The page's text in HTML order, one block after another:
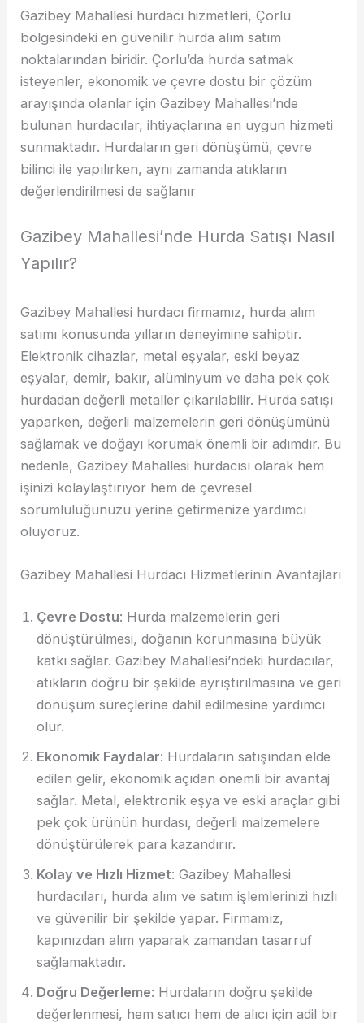
Gazibey Mahallesi hurdacı hizmetleri, Çorlu
bölgesindeki en güvenilir hurda alım satım
noktalarından biridir. Çorlu’da hurda satmak
isteyenler, ekonomik ve çevre dostu bir çözüm
arayışında olanlar için Gazibey Mahallesi’nde
bulunan hurdacılar, ihtiyaçlarına en uygun hizmeti
sunmaktadır. Hurdaların geri dönüşümü, çevre
bilinci ile yapılırken, aynı zamanda atıkların
değerlendirilmesi de sağlanır
Gazibey Mahallesi’nde Hurda Satışı Nasıl
Yapılır?
Gazibey Mahallesi hurdacı firmamız, hurda alım
satımı konusunda yılların deneyimine sahiptir.
Elektronik cihazlar, metal eşyalar, eski beyaz
eşyalar, demir, bakır, alüminyum ve daha pek çok
hurdadan değerli metaller çıkarılabilir. Hurda satışı
yaparken, değerli malzemelerin geri dönüşümünü
sağlamak ve doğayı korumak önemli bir adımdır. Bu
nedenle, Gazibey Mahallesi hurdacısı olarak hem
işinizi kolaylaştırıyor hem de çevresel
sorumluluğunuzu yerine getirmenize yardımcı
oluyoruz.
Gazibey Mahallesi Hurdacı Hizmetlerinin Avantajları
Çevre Dostu: Hurda malzemelerin geri
dönüştürülmesi, doğanın korunmasına büyük
katkı sağlar. Gazibey Mahallesi’ndeki hurdacılar,
atıkların doğru bir şekilde ayrıştırılmasına ve geri
dönüşüm süreçlerine dahil edilmesine yardımcı
olur.
Ekonomik Faydalar: Hurdaların satışından elde
edilen gelir, ekonomik açıdan önemli bir avantaj
sağlar. Metal, elektronik eşya ve eski araçlar gibi
pek çok ürünün hurdası, değerli malzemelere
dönüştürülerek para kazandırır.
Kolay ve Hızlı Hizmet: Gazibey Mahallesi
hurdacıları, hurda alım ve satım işlemlerinizi hızlı
ve güvenilir bir şekilde yapar. Firmamız,
kapınızdan alım yaparak zamandan tasarruf
sağlamaktadır.
Doğru Değerleme: Hurdaların doğru şekilde
değerlenmesi, hem satıcı hem de alıcı için adil bir